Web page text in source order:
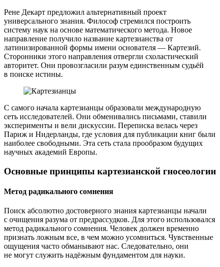
Рене Декарт предложил альтернативный проект
универсального знания. Философ стремился построить
систему наук на основе математического метода. Новое
направление получило название картезианства от
латинизированной формы имени основателя — Картезий.
Сторонники этого направления отвергли схоластический
авторитет. Они провозгласили разум единственным судьёй
в поиске истины.
С самого начала картезианцы образовали международную
сеть исследователей. Они обменивались письмами, ставили
эксперименты и вели дискуссии. Переписка велась через
Париж и Нидерланды, где условия для публикации книг были
наиболее свободными. Эта сеть стала прообразом будущих
научных академий Европы.
Основные принципы картезианской гносеологии
Метод радикального сомнения
Поиск абсолютно достоверного знания картезианцы начали
с очищения разума от предрассудков. Для этого использовался
метод радикального сомнения. Человек должен временно
признать ложным все, в чем можно усомниться. Чувственные
ощущения часто обманывают нас. Следовательно, они
не могут служить надёжным фундаментом для науки.